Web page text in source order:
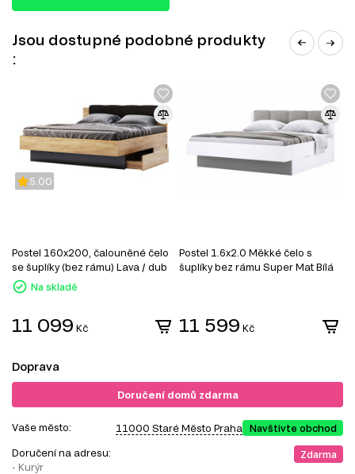
Jsou dostupné podobné produkty
:
5.00
Postel 160x200, čalouněné čelo
se šuplíky (bez rámu) Lava / dub
kraft Luna
Na skladě
11 099 Kč
Postel 1.6x2.0 Měkké čelo s
šuplíky bez rámu Super Mat Bílá
11 599 Kč
Doprava
Doručení domů zdarma
Vaše město: 11000 Staré Město Praha Navštivte obchod
Doručení na adresu:
- Kurýr
Zdarma